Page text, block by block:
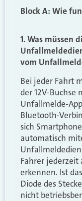
Block A: Wie
1. Was müssen
vom
Bei jeder Fahrt
der 12V-Buchse
Unfallmelde-
Bluetooth-
sich
automatisch
Fahrer jederzeit
erkennen. Ist
Diode des
nicht